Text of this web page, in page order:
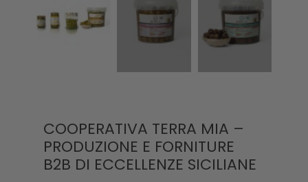
COOPERATIVA TERRA MIA –
PRODUZIONE E FORNITURE
B2B DI ECCELLENZE SICILIANE